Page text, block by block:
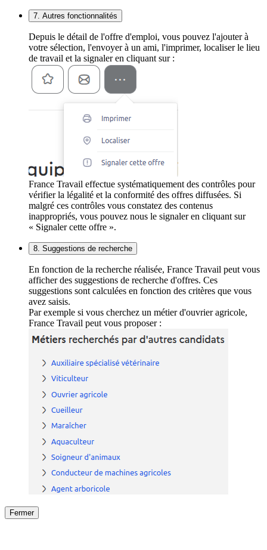
7. Autres fonctionnalités
Depuis le détail de l'offre d'emploi, vous pouvez l'ajouter à
votre sélection, l'envoyer à un ami, l'imprimer, localiser le lieu
de travail et la signaler en cliquant sur :
France Travail effectue systématiquement des contrôles pour
vérifier la légalité et la conformité des offres diffusées. Si
malgré ces contrôles vous constatez des contenus
inappropriés, vous pouvez nous le signaler en cliquant sur
« Signaler cette offre ».
8. Suggestions de recherche
En fonction de la recherche réalisée, France Travail peut vous
afficher des suggestions de recherche d'offres. Ces
suggestions sont calculées en fonction des critères que vous
avez saisis.
Par exemple si vous cherchez un métier d'ouvrier agricole,
France Travail peut vous proposer :
Fermer